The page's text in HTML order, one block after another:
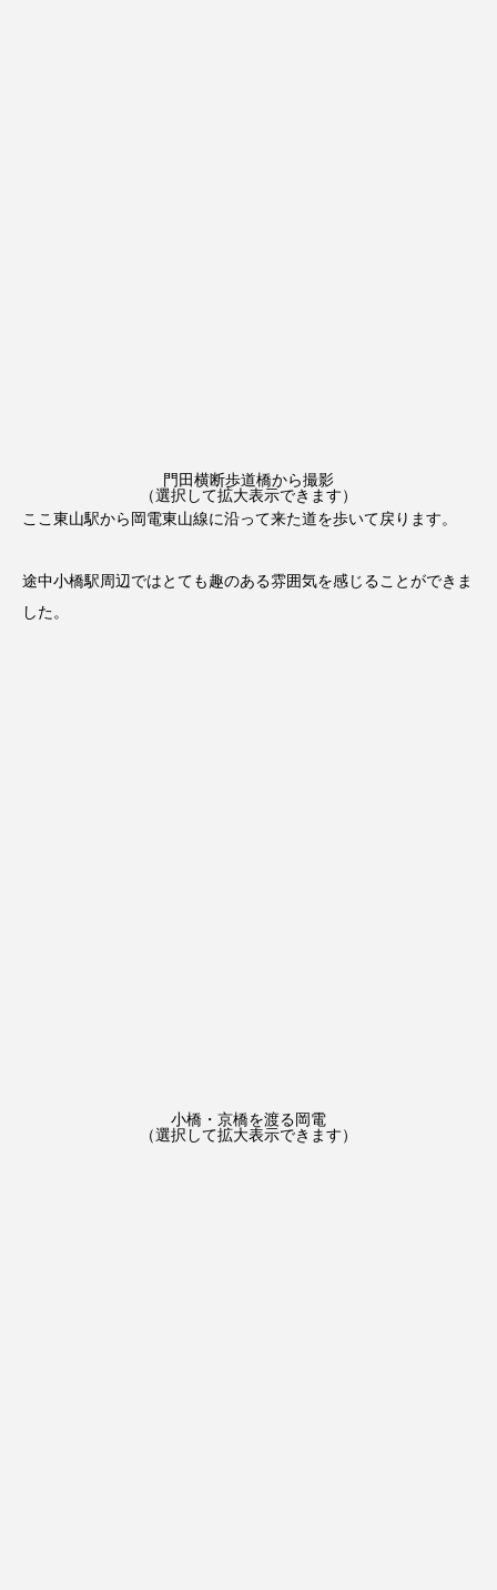
門田横断歩道橋から撮影
（選択して拡大表示できます）
ここ東山駅から岡電東山線に沿って来た道を歩いて戻ります。
途中小橋駅周辺ではとても趣のある雰囲気を感じることができま
した。
小橋・京橋を渡る岡電
（選択して拡大表示できます）